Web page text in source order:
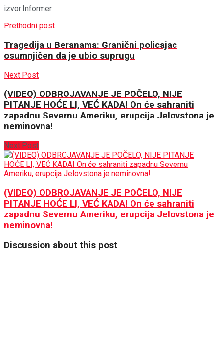
izvor:Informer
Prethodni post
Tragedija u Beranama: Granični policajac
osumnjičen da je ubio suprugu
Next Post
(VIDEO) ODBROJAVANJE JE POČELO, NIJE
PITANJE HOĆE LI, VEĆ KADA! On će sahraniti
zapadnu Severnu Ameriku, erupcija Jelovstona je
neminovna!
Next Post
(VIDEO) ODBROJAVANJE JE POČELO, NIJE
PITANJE HOĆE LI, VEĆ KADA! On će sahraniti
zapadnu Severnu Ameriku, erupcija Jelovstona je
neminovna!
Discussion about this post